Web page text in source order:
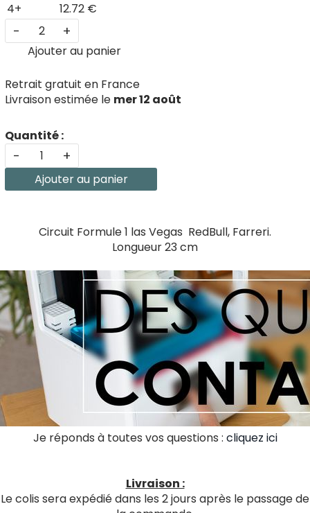
4+
12.72 €
- +
Ajouter au panier
Retrait gratuit en France
Livraison estimée le mer 12 août
Quantité :
- +
Ajouter au panier
Circuit Formule 1 las Vegas RedBull, Farreri.
Longueur 23 cm
Je réponds à toutes vos questions : cliquez ici
Livraison :
Le colis sera expédié dans les 2 jours après le passage de